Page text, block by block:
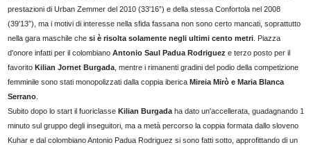
prestazioni di Urban Zemmer del 2010 (33'16”) e della stessa Confortola nel 2008
(39'13”), ma i motivi di interesse nella sfida fassana non sono certo mancati, soprattutto
nella gara maschile chesi è risolta solamente negli ultimi cento metri. Piazza
d'onore infatti per il colombianoAntonio Saul Padua Rodriguez e terzo posto per il
favorito Kilian Jornet Burgada, mentre i rimanenti gradini del podio della competizione
femminile sono stati monopolizzati dalla coppia iberica Mireia Mirò e Maria Blanca
Serrano.
Subito dopo lo start il fuoriclasse Kilian Burgadaha dato un'accellerata, guadagnando 1
minuto sul gruppo degli inseguitori, ma a metà percorso la coppia formata dallo sloveno
Kuhar e dal colombiano Antonio Padua Rodriguez si sono fatti sotto, approfittando di un